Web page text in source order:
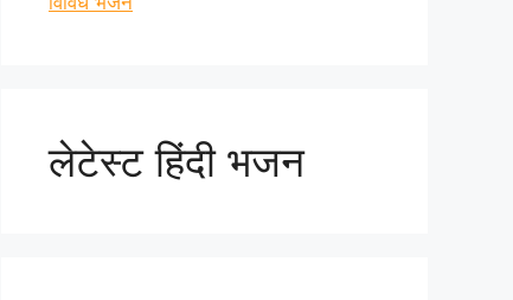
लेटेस्ट हिंदी भजन